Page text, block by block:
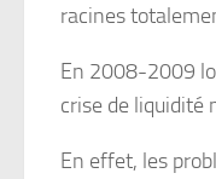
racines
En 2008-2009
crise de liquidité
En effet, les